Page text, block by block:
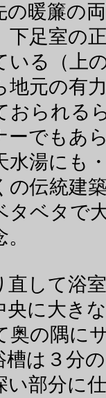
の暖簾の
下足室の
いる（上
元の有
おられる
ーでもあ
水湯にも
伝統建
タベタで
して浴
に大き
奥の隅に
槽は３分
い部分に